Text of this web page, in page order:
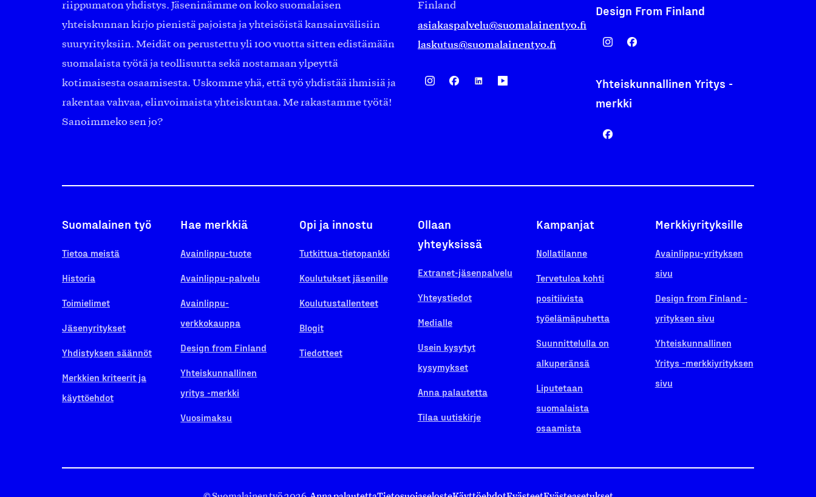
riippumaton yhdistys. Jäseninämme on koko suomalaisen
yhteiskunnan kirjo pienistä pajoista ja yhteisöistä kansainvälisiin
suuryrityksiin. Meidät on perustettu yli 100 vuotta sitten edistämään
suomalaista työtä ja teollisuutta sekä nostamaan ylpeyttä
kotimaisesta osaamisesta. Uskomme yhä, että työ yhdistää ihmisiä ja
rakentaa vahvaa, elinvoimaista yhteiskuntaa. Me rakastamme työtä!
Sanoimmeko sen jo?
Finland
asiakaspalvelu@suomalainentyo.fi
laskutus@suomalainentyo.fi
Design From Finland
Yhteiskunnallinen Yritys -
merkki
Suomalainen työ
Tietoa meistä
Historia
Toimielimet
Jäsenyritykset
Yhdistyksen säännöt
Merkkien kriteerit ja
käyttöehdot
Hae merkkiä
Avainlippu-tuote
Avainlippu-palvelu
Avainlippu-
verkkokauppa
Design from Finland
Yhteiskunnallinen
yritys -merkki
Vuosimaksu
Opi ja innostu
Tutkittua-tietopankki
Koulutukset jäsenille
Koulutustallenteet
Blogit
Tiedotteet
Ollaan
yhteyksissä
Extranet-jäsenpalvelu
Yhteystiedot
Medialle
Usein kysytyt
kysymykset
Anna palautetta
Tilaa uutiskirje
Kampanjat
Nollatilanne
Tervetuloa kohti
positiivista
työelämäpuhetta
Suunnittelulla on
alkuperänsä
Liputetaan
suomalaista
osaamista
Merkkiyrityksille
Avainlippu-yrityksen
sivu
Design from Finland -
yrityksen sivu
Yhteiskunnallinen
Yritys -merkkiyrityksen
sivu